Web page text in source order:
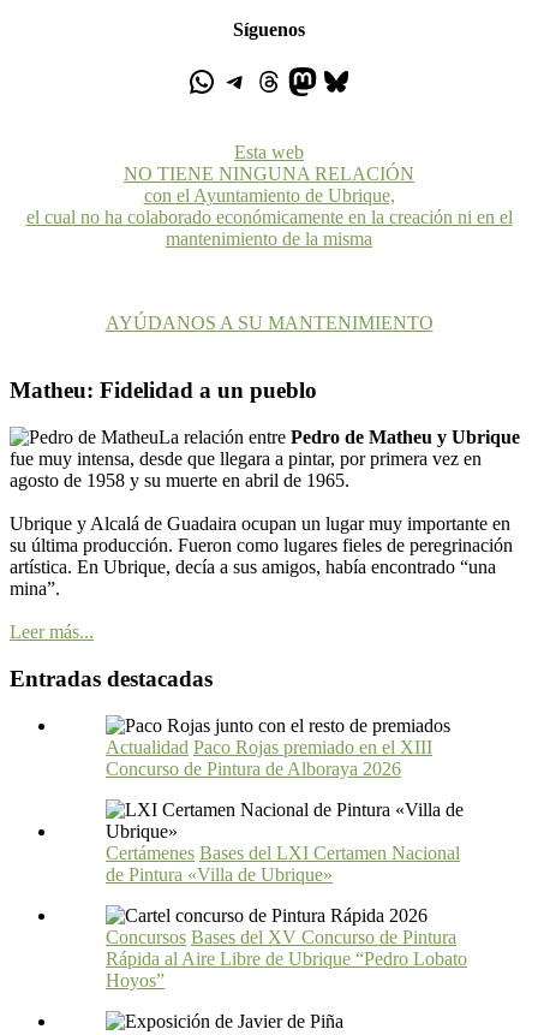
Síguenos
Esta web
NO TIENE NINGUNA RELACIÓN
con el Ayuntamiento de Ubrique,
el cual no ha colaborado económicamente en la creación ni en el
mantenimiento de la misma
AYÚDANOS A SU MANTENIMIENTO
Matheu: Fidelidad a un pueblo
La relación entre Pedro de Matheu y Ubrique
fue muy intensa, desde que llegara a pintar, por primera vez en
agosto de 1958 y su muerte en abril de 1965.
Ubrique y Alcalá de Guadaira ocupan un lugar muy importante en
su última producción. Fueron como lugares fieles de peregrinación
artística. En Ubrique, decía a sus amigos, había encontrado “una
mina”.
Leer más...
Entradas destacadas
Actualidad Paco Rojas premiado en el XIII
Concurso de Pintura de Alboraya 2026
Certámenes Bases del LXI Certamen Nacional
de Pintura «Villa de Ubrique»
Concursos Bases del XV Concurso de Pintura
Rápida al Aire Libre de Ubrique “Pedro Lobato
Hoyos”